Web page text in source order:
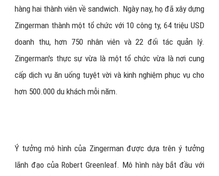
hàng hai thành viên về sandwich. Ngày nay, họ đã xây dựng
Zingerman thành một tổ chức với 10 công ty, 64 triệu USD
doanh thu, hơn 750 nhân viên và 22 đối tác quản lý.
Zingerman's thực sự vừa là một tổ chức vừa là nơi cung
cấp dịch vụ ăn uống tuyệt vời và kinh nghiệm phục vụ cho
hơn 500.000 du khách mỗi năm.
Ý tưởng mô hình của Zingerman được dựa trên ý tưởng
lãnh đạo của Robert Greenleaf. Mô hình này bắt đầu với